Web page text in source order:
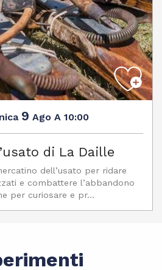
9 Ago A 10:00
di La Daille
dell’usato per ridare
e combattere l’abbandono
per curiosare e pr...